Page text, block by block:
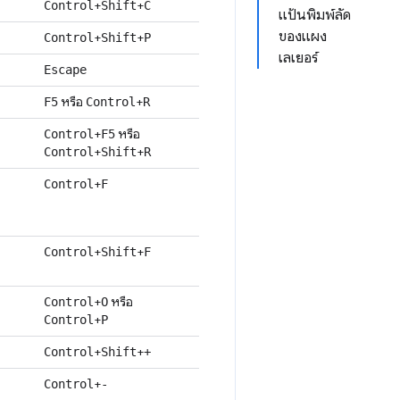
แป้นพิมพ์ลัด
ของแผง
เลเยอร์
Control +Shift+C
Control +Shift+P
Escape
F5หรือ Control +R
Control +F5หรือ
Control +Shift+R
Control +F
Control +Shift+F
Control +Oหรือ
Control +P
Control +Shift++
Control +-